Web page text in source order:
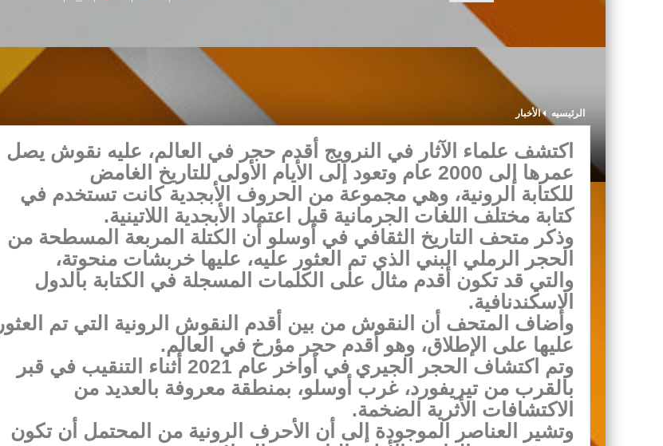
الرئيسيه الأخبار
اكتشف علماء الآثار في النرويج أقدم حجر في العالم، عليه نقوش يصل
عمرها إلى 2000 عام وتعود إلى الأيام الأولى للتاريخ الغامض
للكتابة الرونية، وهي مجموعة من الحروف الأبجدية كانت تستخدم في
كتابة مختلف اللغات الجرمانية قبل اعتماد الأبجدية اللاتينية.
وذكر متحف التاريخ الثقافي في أوسلو أن الكتلة المربعة المسطحة من
الحجر الرملي البني الذي تم العثور عليه، عليها خربشات منحوتة،
والتي قد تكون أقدم مثال على الكلمات المسجلة في الكتابة بالدول
الاسكندنافية.
وأضاف المتحف أن النقوش من بين أقدم النقوش الرونية التي تم العثور
عليها على الإطلاق، وهو أقدم حجر مؤرخ في العالم.
وتم اكتشاف الحجر الجيري في أواخر عام 2021 أثناء التنقيب في قبر
بالقرب من تيريفورد، غرب أوسلو، بمنطقة معروفة بالعديد من
الاكتشافات الأثرية الضخمة.
وتشير العناصر الموجودة إلى أن الأحرف الرونية من المحتمل أن تكون